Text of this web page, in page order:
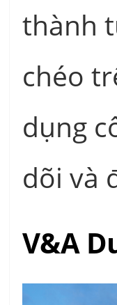
thành
chéo
dụng
dõi và
V&A